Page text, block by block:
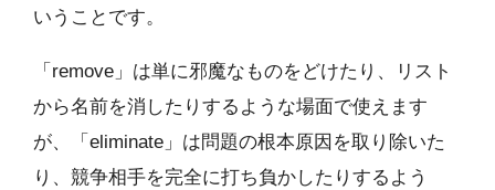
いうことです。
「remove」は単に邪魔なものをどけたり、リスト
から名前を消したりするような場面で使えます
が、「eliminate」は問題の根本原因を取り除いた
り、競争相手を完全に打ち負かしたりするよう